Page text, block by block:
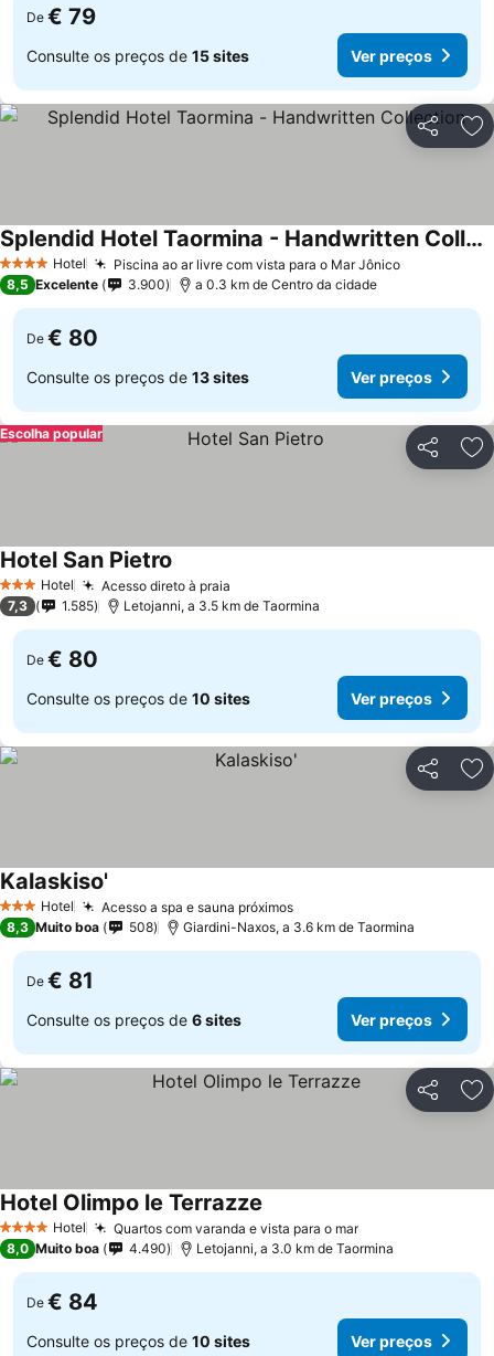
De € 79
Consulte os preços de 15 sites Ver preços
Partilhar
4 EstrelasHotel Piscina ao ar livre com vista para o Mar JônicoVer preços
Splendid Hotel Taormina - Handwritten Collection
Ver preços
8,5 Excelente 3.900 a 0.3 km de Centro da cidade
De € 80
Consulte os preços de 13 sites Ver preços
Partilhar
Escolha popular
3 EstrelasHotel Acesso direto à praia
Hotel San Pietro
7,3 1.585 Letojanni, a 3.5 km de Taormina
De € 80
Consulte os preços de 10 sites Ver preços
Partilhar
3 EstrelasHotel Acesso a spa e sauna próximosVer preços
Kalaskiso'
8,3 Muito boa 508 Giardini-Naxos, a 3.6 km de Taormina
De € 81
Consulte os preços de 6 sites Ver preços
Partilhar
4 EstrelasHotel Quartos com varanda e vista para o marVer preços
Hotel Olimpo le Terrazze
8,0 Muito boa 4.490 Letojanni, a 3.0 km de Taormina
De € 84
Consulte os preços de 10 sites Ver preços